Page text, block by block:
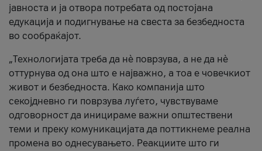
јавноста и ја отвора потребата од постојана
едукација и подигнување на свеста за безбедноста
во сообраќајот.
„Технологијата треба да нè поврзува, а не да нè
оттурнува од она што е најважно, а тоа е човечкиот
живот и безбедноста. Како компанија што
секојдневно ги поврзува луѓето, чувствуваме
одговорност да иницираме важни општествени
теми и преку комуникацијата да поттикнеме реална
промена во однесувањето. Реакциите што ги